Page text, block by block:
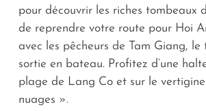
pour découvrir les riches tombeaux
de reprendre votre route pour Hoi
avec les pêcheurs de Tam Giang, le
sortie en bateau. Profitez d’une
plage de Lang Co et sur le
nuages ».